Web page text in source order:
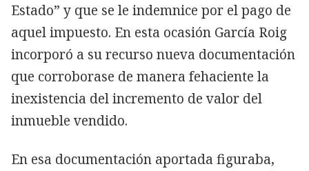
Estado” y que se le indemnice por el pago de
aquel impuesto. En esta ocasión García Roig
incorporó a su recurso nueva documentación
que corroborase de manera fehaciente la
inexistencia del incremento de valor del
inmueble vendido.
En esa documentación aportada figuraba,